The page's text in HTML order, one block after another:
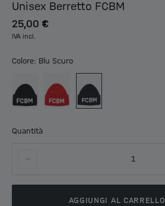
Unisex Berretto FCBM
25,00 €
IVA incl.
Colore: Blu Scuro
Quantità
1
AGGIUNGI AL CARRELLO